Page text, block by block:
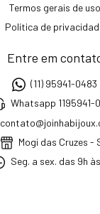
Termos gerais de uso
Política de
Entre em
(11) 95941-0483
Whatsapp 1195941-
Mogi das Cruzes -
Seg. a sex. das 9h